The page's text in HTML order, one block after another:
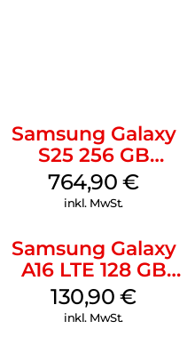
Samsung Galaxy
S25 256 GB
Icyblue
764,90€
inkl. MwSt.
Samsung Galaxy
A16 LTE 128 GB
Black
130,90€
inkl. MwSt.